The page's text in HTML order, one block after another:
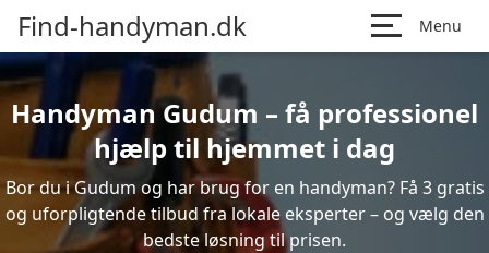
Find-handyman.dk Menu
Handyman Gudum – få professionel
hjælp til hjemmet i dag
Bor du i Gudum og har brug for en handyman? Få 3 gratis
og uforpligtende tilbud fra lokale eksperter – og vælg den
bedste løsning til prisen.